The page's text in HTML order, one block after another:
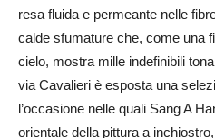
resa fluida e permeante nelle
calde sfumature che, come una
cielo, mostra mille indefinibili
via Cavalieri è esposta una
l’occasione nelle quali Sang A
orientale della pittura a